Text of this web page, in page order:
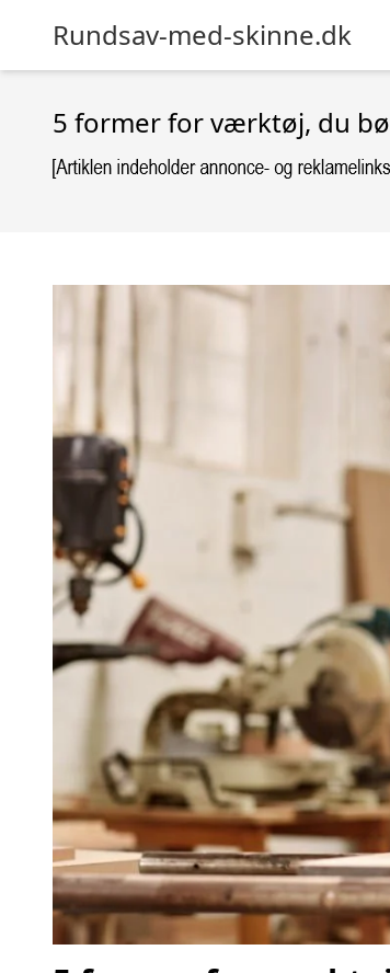
Rundsav-med-skinne.dk
5 former for værktøj, du